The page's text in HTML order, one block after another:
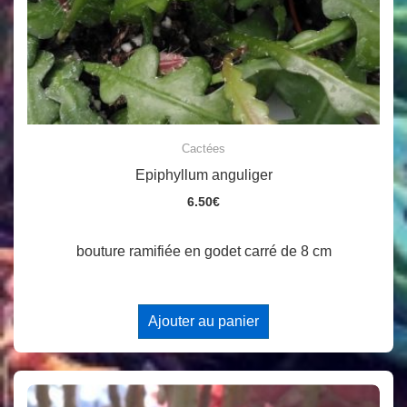
Cactées
Epiphyllum anguliger
6.50€
bouture ramifiée en godet carré de 8 cm
Ajouter au panier